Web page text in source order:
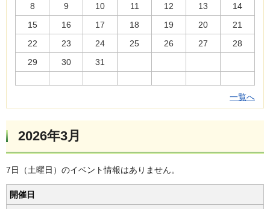
8
9 10 11 12 13
14
15
16 17 18 19 20
21
22
23 24 25 26 27
28
29
30 31
一覧へ
2026年3月
7日（土曜日）のイベント情報はありません。
開催日